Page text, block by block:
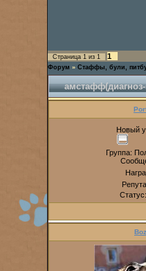
Страница 1 из 1 1
Форум » Стаффы, були,
Новый
Группа:
Статус: